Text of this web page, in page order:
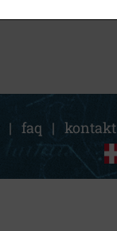
| faq | kontakt